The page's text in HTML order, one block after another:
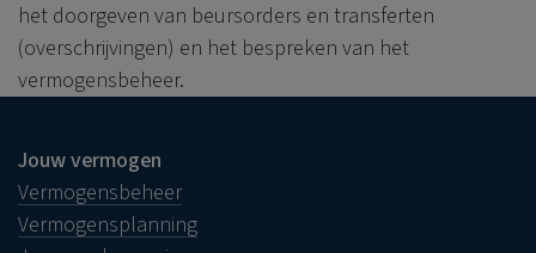
het doorgeven van beursorders en transferten
(overschrijvingen) en het bespreken van het
vermogensbeheer.
Jouw vermogen
Vermogensbeheer
Vermogensplanning